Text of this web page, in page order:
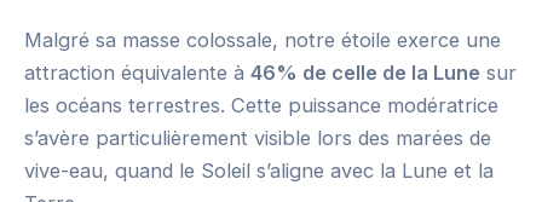
Malgré sa masse colossale, notre étoile exerce une
attraction équivalente à 46% de celle de la Lune sur
les océans terrestres. Cette puissance modératrice
s’avère particulièrement visible lors des marées de
vive-eau, quand le Soleil s’aligne avec la Lune et la